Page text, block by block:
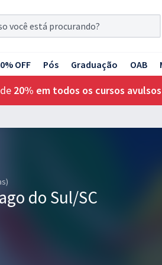
OFF Pós Graduação OAB
20% em todos os cursos
do Sul/SC